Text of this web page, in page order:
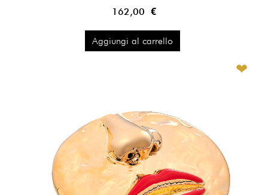
162,00 €
Aggiungi al carrello